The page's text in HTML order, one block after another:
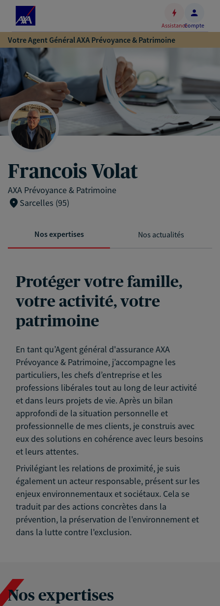
Accéder
au
principal
Accéder
au
pied
AssistanceCompte
Votre Agent Général AXA Prévoyance & Patrimoine
Francois Volat
AXA Prévoyance & Patrimoine
Sarcelles (95)
Nos expertises Nos actualités
Protéger votre famille,
votre activité, votre
patrimoine
En tant qu’Agent général d'assurance AXA
Prévoyance & Patrimoine, j’accompagne les
particuliers, les chefs d’entreprise et les
professions libérales tout au long de leur activité
et dans leurs projets de vie. Après un bilan
approfondi de la situation personnelle et
professionnelle de mes clients, je construis avec
eux des solutions en cohérence avec leurs besoins
et leurs attentes.
Privilégiant les relations de proximité, je suis
également un acteur responsable, présent sur les
enjeux environnementaux et sociétaux. Cela se
traduit par des actions concrètes dans la
prévention, la préservation de l'environnement et
dans la lutte contre l'exclusion.
Nos expertises